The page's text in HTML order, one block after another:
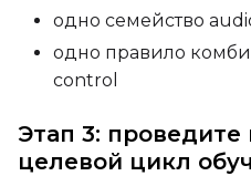
одно семейство
одно правило
control
Этап 3:
целевой цикл